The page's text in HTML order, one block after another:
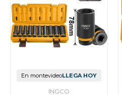
En montevideoLLEGA HOY
INGCO